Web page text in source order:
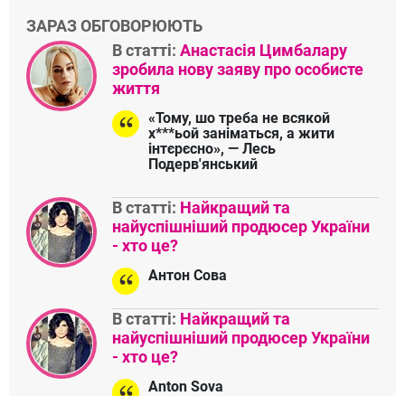
ЗАРАЗ ОБГОВОРЮЮТЬ
В статті: Анастасія Цимбалару
зробила нову заяву про особисте
життя
«Тому, шо треба не всякой
х***ьой заніматься, а жити
інтєрєсно», — Лесь
Подерв'янський
В статті: Найкращий та
найуспішніший продюсер України
- хто це?
Антон Сова
В статті: Найкращий та
найуспішніший продюсер України
- хто це?
Anton Sova